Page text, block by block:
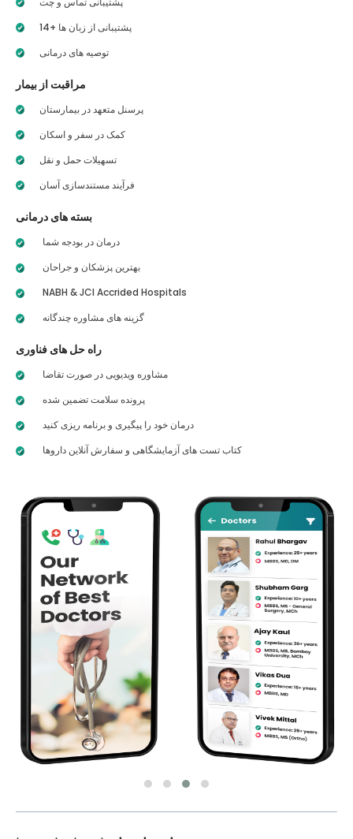
14+ پشتیبانی از زبان ها
توصیه های درمانی
مراقبت از بیمار
پرسنل متعهد در بیمارستان
کمک در سفر و اسکان
تسهیلات حمل و نقل
فرآیند مستندسازی آسان
بسته های درمانی
درمان در بودجه شما
بهترین پزشکان و جراحان
NABH & JCI Accrided Hospitals
گزینه های مشاوره چندگانه
راه حل های فناوری
مشاوره ویدیویی در صورت تقاضا
پرونده سلامت تضمین شده
درمان خود را پیگیری و برنامه ریزی کنید
کتاب تست های آزمایشگاهی و سفارش آنلاین داروها